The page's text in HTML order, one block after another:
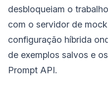
desbloqueiam o
com o servidor de
configuração híbrida
de exemplos salvos e
Prompt API.